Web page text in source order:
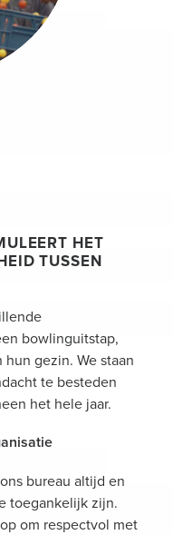
HET
TUSSEN
bowlinguitstap,
gezin. We staan
te besteden
het hele jaar.
bureau altijd en
toegankelijk zijn.
om respectvol met